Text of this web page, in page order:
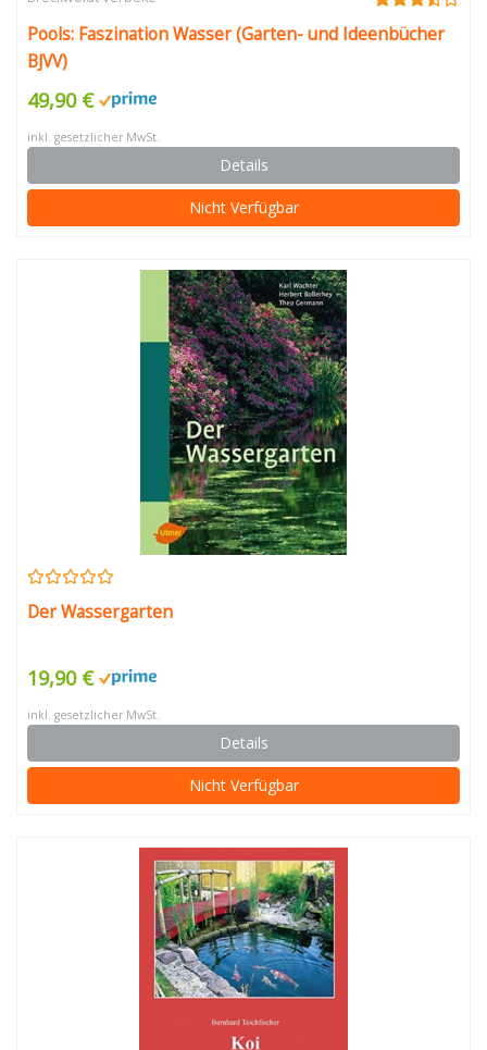
Pools: Faszination Wasser (Garten- und Ideenbücher
BJVV)
49,90 €
inkl. gesetzlicher MwSt.
Details
Nicht Verfügbar
Der Wassergarten
19,90 €
inkl. gesetzlicher MwSt.
Details
Nicht Verfügbar